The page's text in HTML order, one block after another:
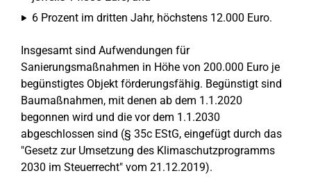
6 Prozent im dritten Jahr, höchstens 12.000 Euro.
Insgesamt sind Aufwendungen für
Sanierungsmaßnahmen in Höhe von 200.000 Euro je
begünstigtes Objekt förderungsfähig. Begünstigt sind
Baumaßnahmen, mit denen ab dem 1.1.2020
begonnen wird und die vor dem 1.1.2030
abgeschlossen sind (§ 35c EStG, eingefügt durch das
"Gesetz zur Umsetzung des Klimaschutzprogramms
2030 im Steuerrecht" vom 21.12.2019).